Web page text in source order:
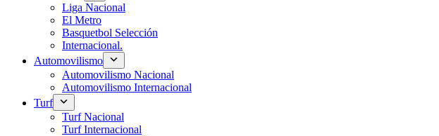
Liga Nacional
El Metro
Basquetbol Selección
Internacional.
Automovilismo
Automovilismo Nacional
Automovilismo Internacional
Turf
Turf Nacional
Turf Internacional